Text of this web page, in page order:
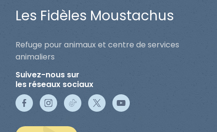
Les Fidèles Moustachus
Refuge pour animaux et centre de services
animaliers
Suivez-nous sur
les réseaux sociaux